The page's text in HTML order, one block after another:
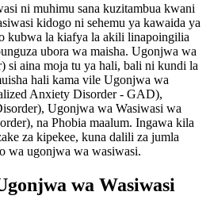
ni muhimu sana kuzitambua kwani
kidogo ni sehemu ya kawaida ya
kubwa la kiafya la akili linapoingilia
ubora wa maisha. Ugonjwa wa
si aina moja tu ya hali, bali ni kundi la
hali kama vile Ugonjwa wa
Anxiety Disorder - GAD),
Ugonjwa wa Wasiwasi wa
na Phobia maalum. Ingawa kila
za kipekee, kuna dalili za jumla
wa ugonjwa wa wasiwasi.
wa Wasiwasi